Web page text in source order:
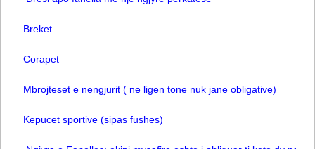
Breket
Corapet
Mbrojteset e nengjurit ( ne ligen tone nuk jane obligative)
Kepucet sportive (sipas fushes)